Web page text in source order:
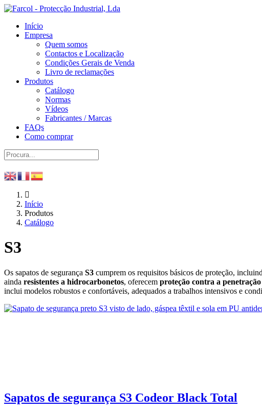
Início
Empresa
Quem somos
Contactos e Localização
Condições Gerais de Venda
Livro de reclamações
Produtos
Catálogo
Normas
Vídeos
Fabricantes / Marcas
FAQs
Como comprar
Início
Produtos
Catálogo
S3
Os sapatos de segurança S3 cumprem os requisitos básicos de proteção,
ainda resistentes a hidrocarbonetos, oferecem proteção contra a
inclui modelos robustos e confortáveis, adequados a trabalhos intensivos e
Sapatos de segurança S3 Codeor Black Total